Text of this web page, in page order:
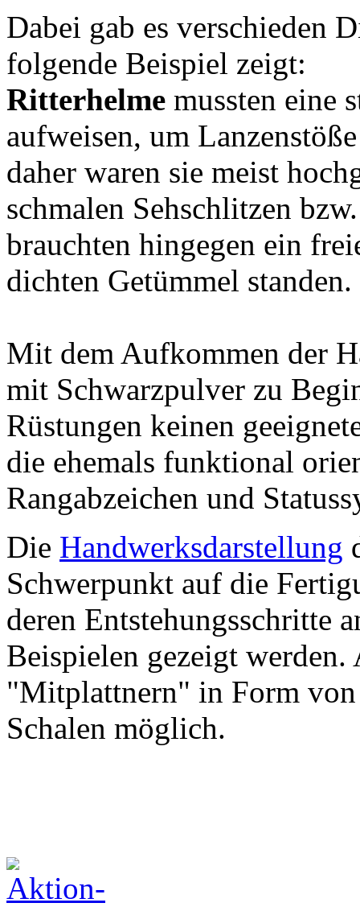
Dabei gab es verschieden
folgende Beispiel zeigt:
Ritterhelme mussten eine
aufweisen, um
daher waren sie meist
schmalen Sehschlitzen
brauchten hingegen ein
dichten Getümmel standen.
Mit dem Aufkommen der
mit Schwarzpulver zu
Rüstungen keinen
die ehemals funktional
Rangabzeichen und
Die Handwerksdarstellung
Schwerpunkt auf die
deren Entstehungsschritte
Beispielen gezeigt
"Mitplattnern" in Form
Schalen möglich.